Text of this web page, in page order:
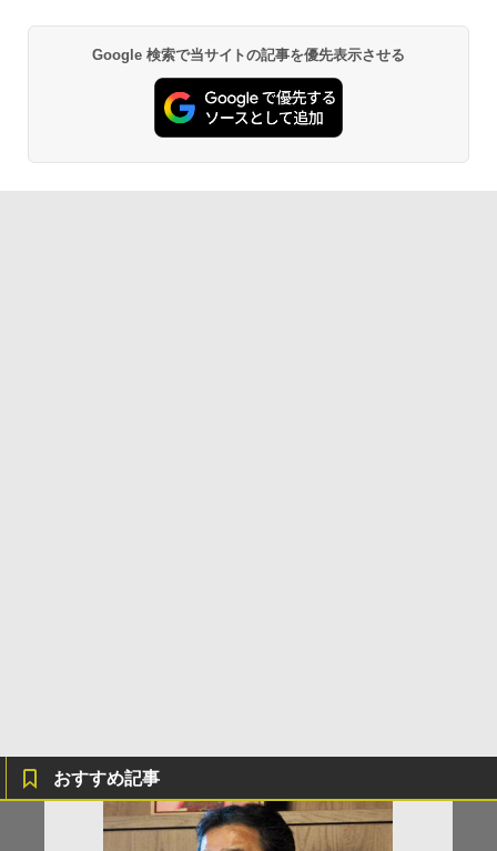
Google 検索で当サイトの記事を優先表示させる
おすすめ記事